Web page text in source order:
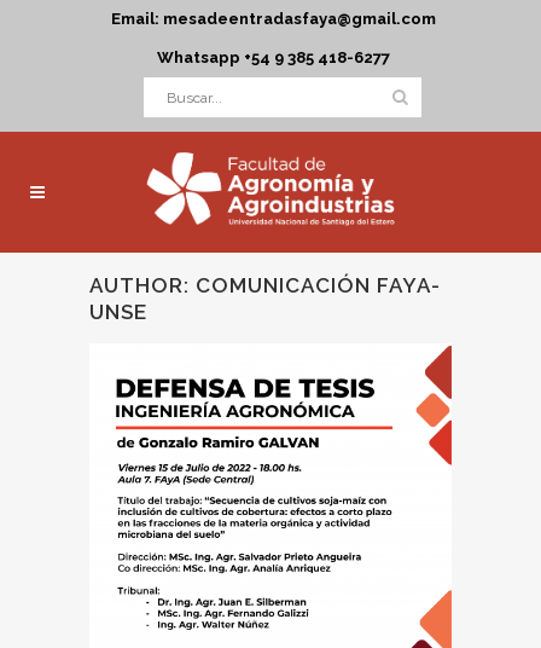
Email: mesadeentradasfaya@gmail.com
Whatsapp +54 9 385 418-6277
AUTHOR: COMUNICACIÓN FAYA-
UNSE